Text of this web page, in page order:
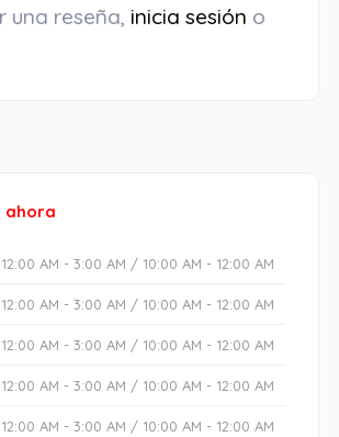
una reseña, inicia sesión o
ahora
12:00 AM - 3:00 AM / 10:00 AM - 12:00 AM
12:00 AM - 3:00 AM / 10:00 AM - 12:00 AM
12:00 AM - 3:00 AM / 10:00 AM - 12:00 AM
12:00 AM - 3:00 AM / 10:00 AM - 12:00 AM
12:00 AM - 3:00 AM / 10:00 AM - 12:00 AM